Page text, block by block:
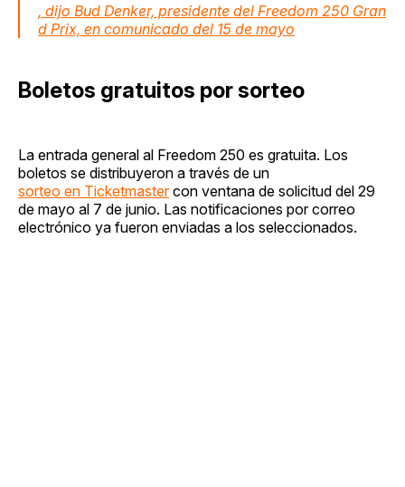
, dijo Bud Denker, presidente del Freedom 250 Gran
d Prix, en comunicado del 15 de mayo
Boletos gratuitos por sorteo
La entrada general al Freedom 250 es gratuita. Los
boletos se distribuyeron a través de un
sorteo en Ticketmastercon ventana de solicitud del 29
de mayo al 7 de junio. Las notificaciones por correo
electrónico ya fueron enviadas a los seleccionados.